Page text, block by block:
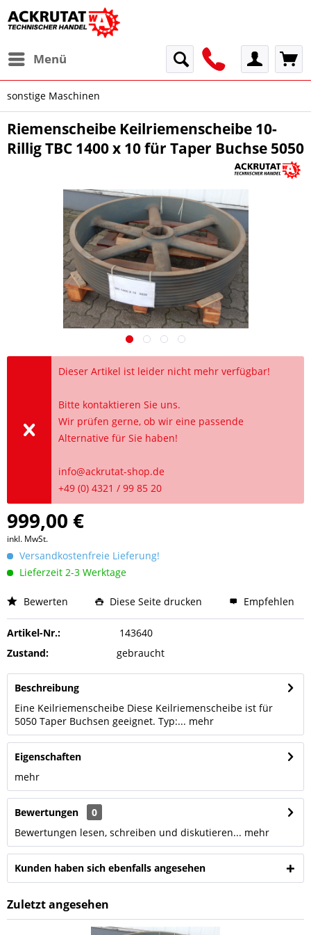
Menü
sonstige Maschinen
Riemenscheibe Keilriemenscheibe 10-
Rillig TBC 1400 x 10 für Taper Buchse 5050
Dieser Artikel ist leider nicht mehr verfügbar!
Bitte kontaktieren Sie uns.
Wir prüfen gerne, ob wir eine passende
Alternative für Sie haben!
info@ackrutat-shop.de
+49 (0) 4321 / 99 85 20
999,00 €
inkl. MwSt.
Versandkostenfreie Lieferung!
Lieferzeit 2-3 Werktage
Bewerten Diese Seite drucken Empfehlen
Artikel-Nr.:
143640
Zustand:
gebraucht
Beschreibung
Eine Keilriemenscheibe Diese Keilriemenscheibe ist für
5050 Taper Buchsen geeignet. Typ:... mehr
Eigenschaften
mehr
Bewertungen
0
Bewertungen lesen, schreiben und diskutieren... mehr
Kunden haben sich ebenfalls angesehen
Zuletzt angesehen